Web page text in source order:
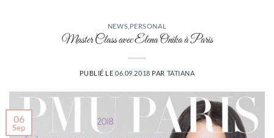
NEWS PERSONAL
Master Class avec Elena Onika à Paris
PUBLIÉ LE06.09.2018 PAR TATIANA
06
Sep